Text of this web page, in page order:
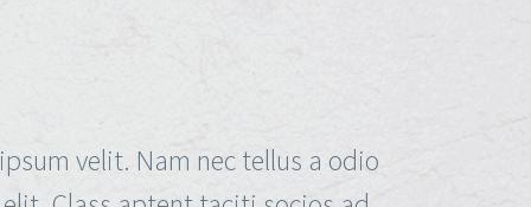
velit. Nam nec tellus a odio